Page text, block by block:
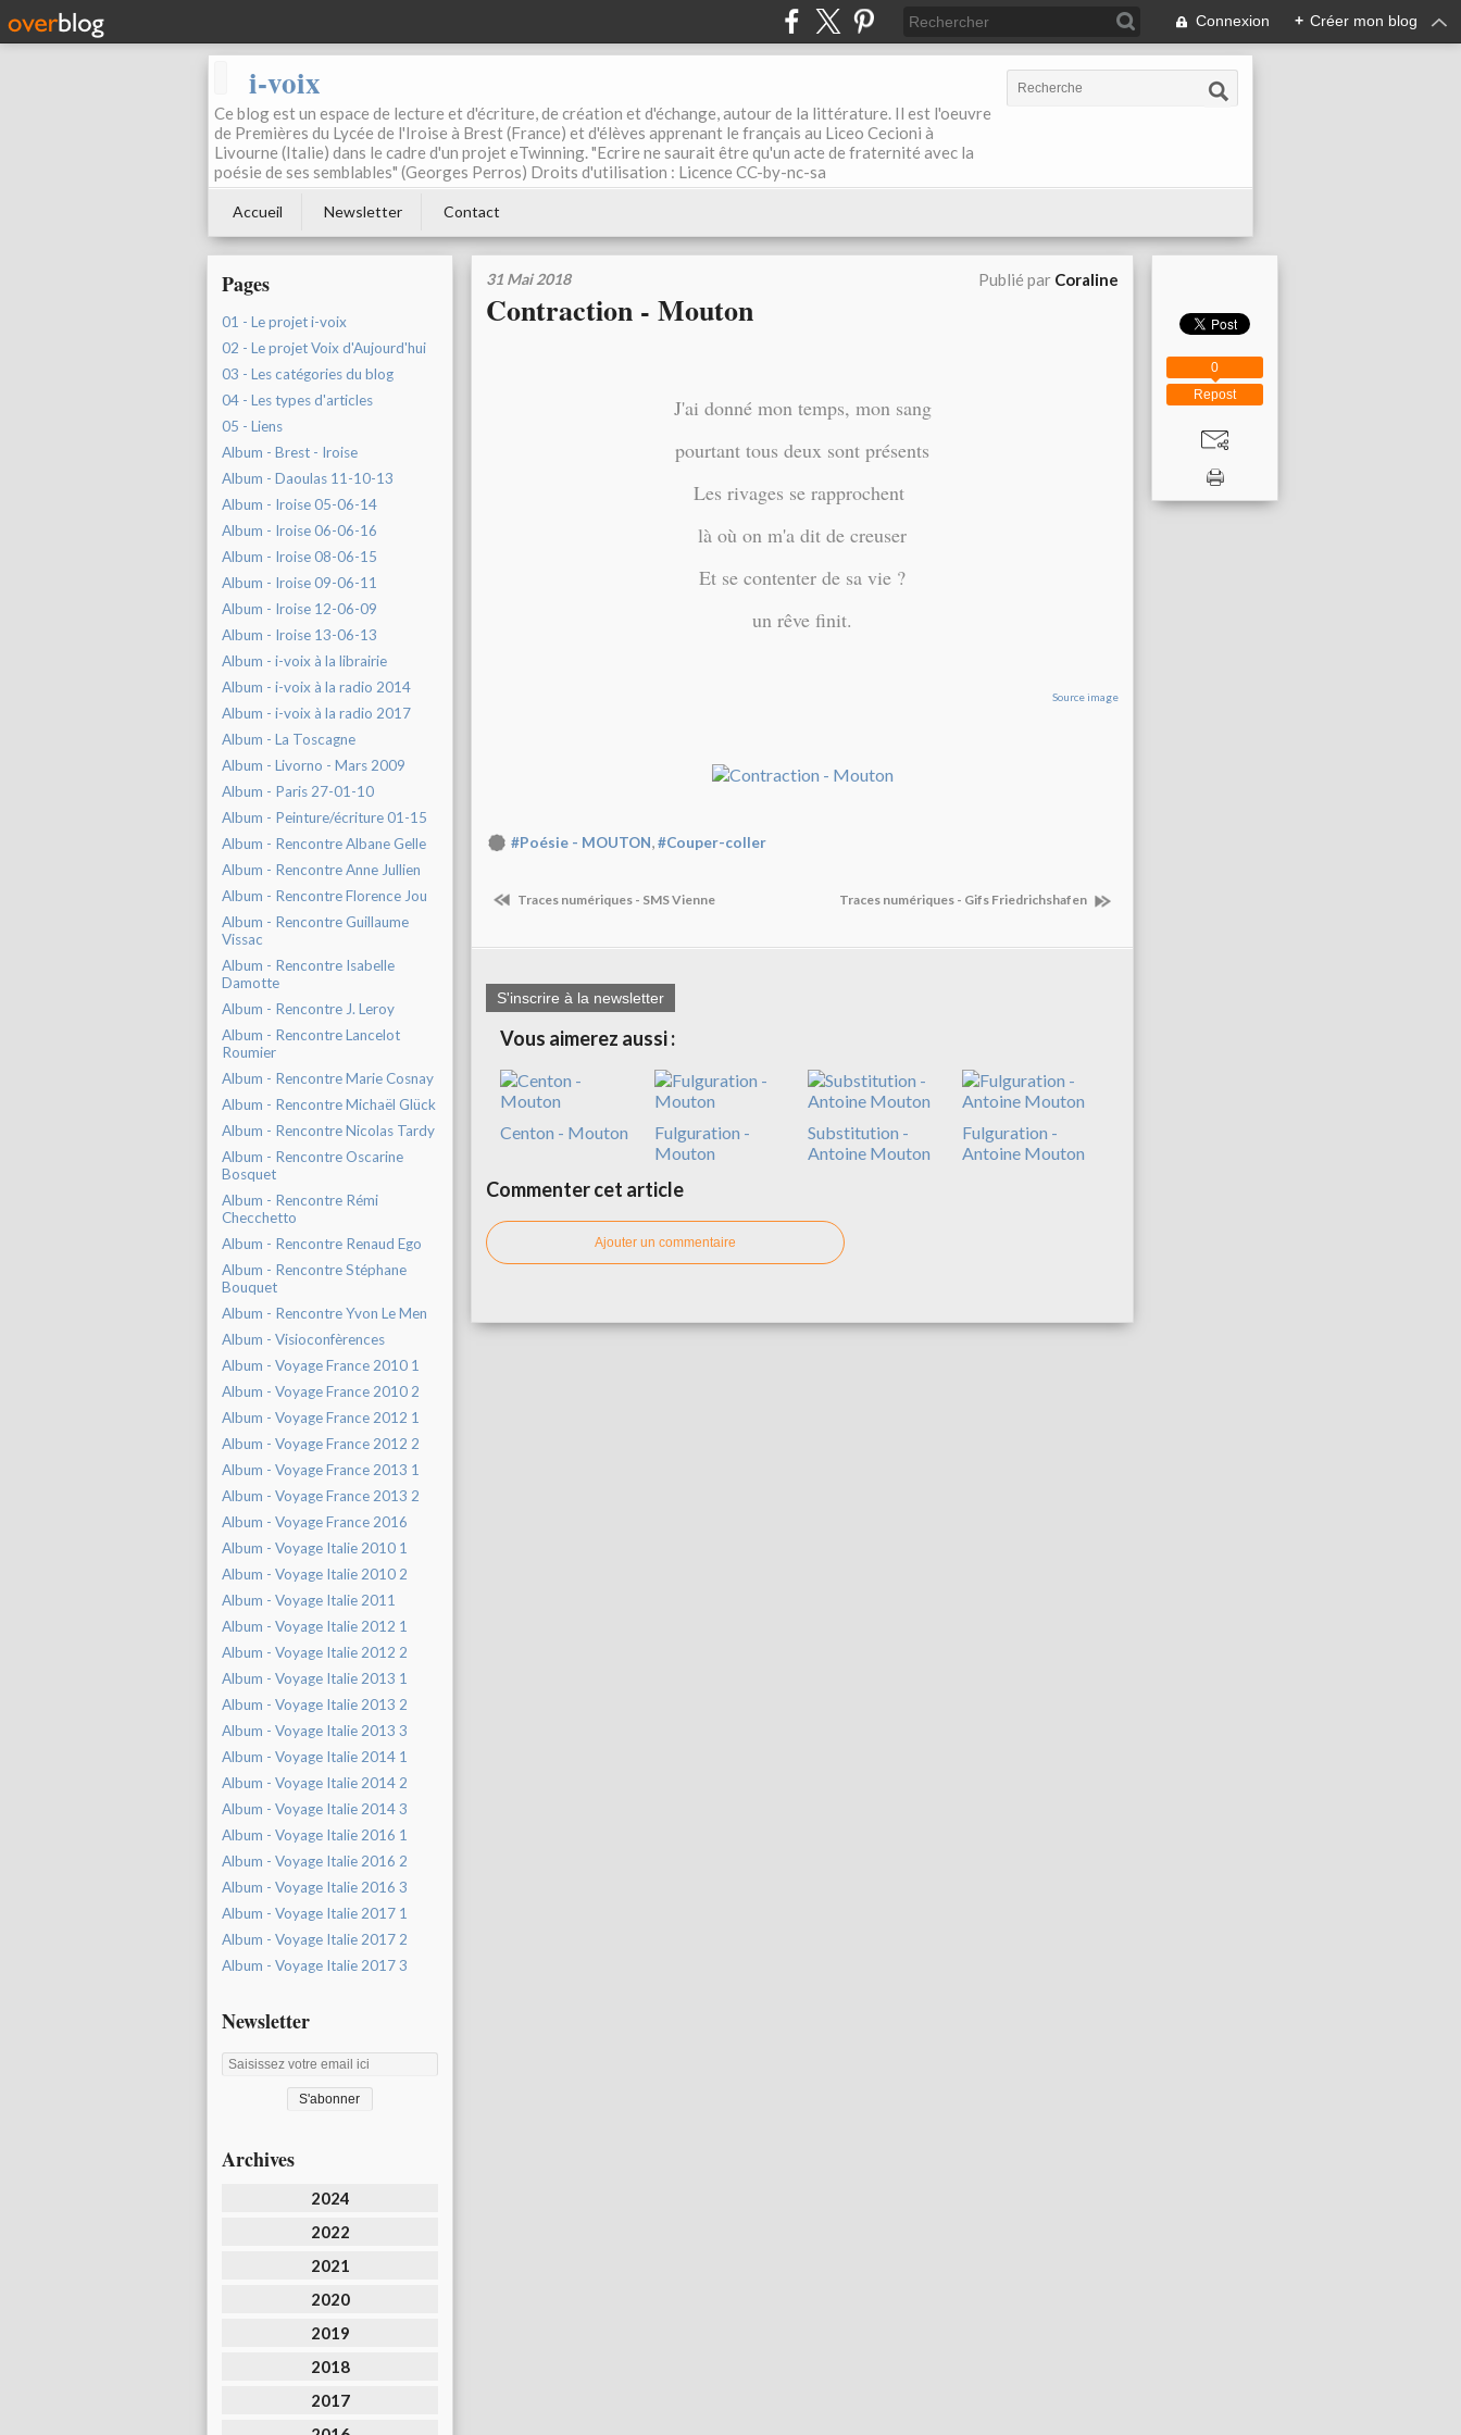
Connexion + Créer mon blog
i-voix
Ce blog est un espace de lecture et d'écriture, de création et d'échange, autour de la littérature. Il est l'oeuvre
de Premières du Lycée de l'Iroise à Brest (France) et d'élèves apprenant le français au Liceo Cecioni à
Livourne (Italie) dans le cadre d'un projet eTwinning. "Ecrire ne saurait être qu'un acte de fraternité avec la
poésie de ses semblables" (Georges Perros) Droits d'utilisation : Licence CC-by-nc-sa
Accueil Newsletter Contact
Pages
01 - Le projet i-voix
02 - Le projet Voix d'Aujourd'hui
03 - Les catégories du blog
04 - Les types d'articles
05 - Liens
Album - Brest - Iroise
Album - Daoulas 11-10-13
Album - Iroise 05-06-14
Album - Iroise 06-06-16
Album - Iroise 08-06-15
Album - Iroise 09-06-11
Album - Iroise 12-06-09
Album - Iroise 13-06-13
Album - i-voix à la librairie
Album - i-voix à la radio 2014
Album - i-voix à la radio 2017
Album - La Toscagne
Album - Livorno - Mars 2009
Album - Paris 27-01-10
Album - Peinture/écriture 01-15
Album - Rencontre Albane Gelle
Album - Rencontre Anne Jullien
Album - Rencontre Florence Jou
Album - Rencontre Guillaume
Vissac
Album - Rencontre Isabelle
Damotte
Album - Rencontre J. Leroy
Album - Rencontre Lancelot
Roumier
Album - Rencontre Marie Cosnay
Album - Rencontre Michaël Glück
Album - Rencontre Nicolas Tardy
Album - Rencontre Oscarine
Bosquet
Album - Rencontre Rémi
Checchetto
Album - Rencontre Renaud Ego
Album - Rencontre Stéphane
Bouquet
Album - Rencontre Yvon Le Men
Album - Visioconfèrences
Album - Voyage France 2010 1
Album - Voyage France 2010 2
Album - Voyage France 2012 1
Album - Voyage France 2012 2
Album - Voyage France 2013 1
Album - Voyage France 2013 2
Album - Voyage France 2016
Album - Voyage Italie 2010 1
Album - Voyage Italie 2010 2
Album - Voyage Italie 2011
Album - Voyage Italie 2012 1
Album - Voyage Italie 2012 2
Album - Voyage Italie 2013 1
Album - Voyage Italie 2013 2
Album - Voyage Italie 2013 3
Album - Voyage Italie 2014 1
Album - Voyage Italie 2014 2
Album - Voyage Italie 2014 3
Album - Voyage Italie 2016 1
Album - Voyage Italie 2016 2
Album - Voyage Italie 2016 3
Album - Voyage Italie 2017 1
Album - Voyage Italie 2017 2
Album - Voyage Italie 2017 3
Newsletter
Archives
2024
2022
2021
2020
2019
2018
2017
31 Mai 2018 Publié par Coraline
Contraction - Mouton
J'ai donné mon temps, mon sang
pourtant tous deux sont présents
Les rivages se rapprochent
là où on m'a dit de creuser
Et se contenter de sa vie ?
un rêve finit.
Source image
#Poésie - MOUTON,#Couper-coller
Traces numériques - SMS Vienne Traces numériques - Gifs Friedrichshafen
S'inscrire à la newsletter
Vous aimerez aussi :
Centon - Mouton
Fulguration -
Mouton
Substitution -
Antoine Mouton
Fulguration -
Antoine Mouton
Commenter cet article
Ajouter un commentaire
Repost
0